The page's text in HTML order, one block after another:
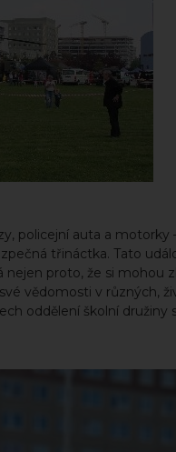
policejní auta a
třináctka. Tato
proto, že si mohou
vědomosti v různých,
oddělení školní družiny